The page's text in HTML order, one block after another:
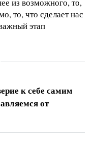
то, что сделает нас
этап
к себе самим
от